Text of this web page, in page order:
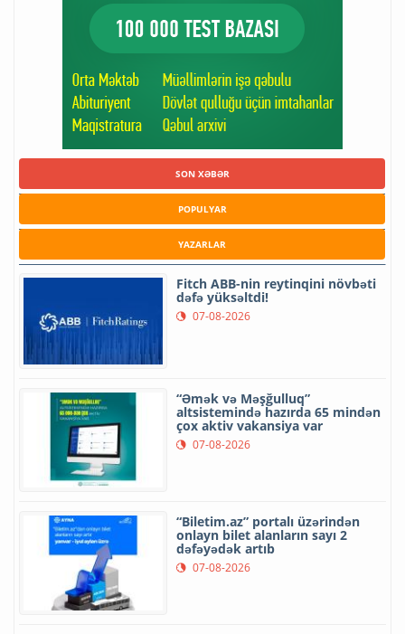
SON XƏBƏR
POPULYAR
YAZARLAR
Fitch ABB-nin reytinqini növbəti
dəfə yüksəltdi!
07-08-2026
“Əmək və Məşğulluq”
altsistemində hazırda 65 mindən
çox aktiv vakansiya var
07-08-2026
“Biletim.az” portalı üzərindən
onlayn bilet alanların sayı 2
dəfəyədək artıb
07-08-2026